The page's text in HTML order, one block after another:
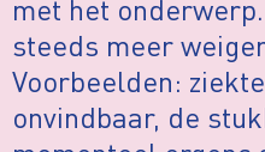
met het
steeds meer
Voorbeelden:
onvindbaar, de